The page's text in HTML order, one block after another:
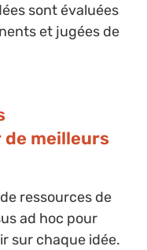
sont évaluées
et jugées de
meilleurs
ressources de
ad hoc pour
sur chaque idée.